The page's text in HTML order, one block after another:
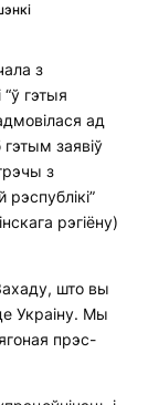
з
гэтыя
ад
гэтым заявіў
з
рэгіёну)
што вы
Украіну. Мы
прэс-